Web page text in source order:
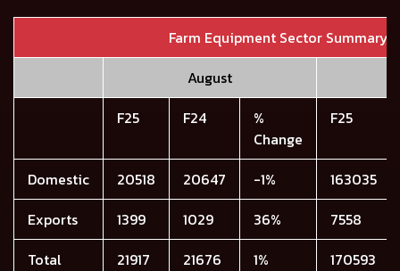
Farm Equipment Sector Summary
August
F25
F24
%
Change
F25
Domestic 20518 20647 -1%
163035
Exports
1399 1029 36%
7558
Total
21917 21676 1% 170593